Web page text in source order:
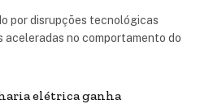
por disrupções tecnológicas
aceleradas no comportamento do
elétrica ganha